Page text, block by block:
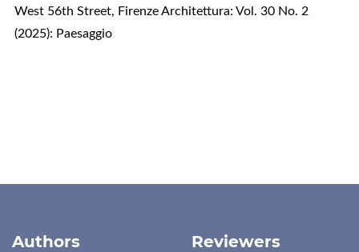
West 56th Street, Firenze Architettura: Vol. 30 No. 2
(2025): Paesaggio
Authors Reviewers